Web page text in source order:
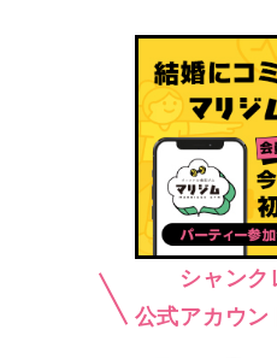
シャンク
公式アカウン